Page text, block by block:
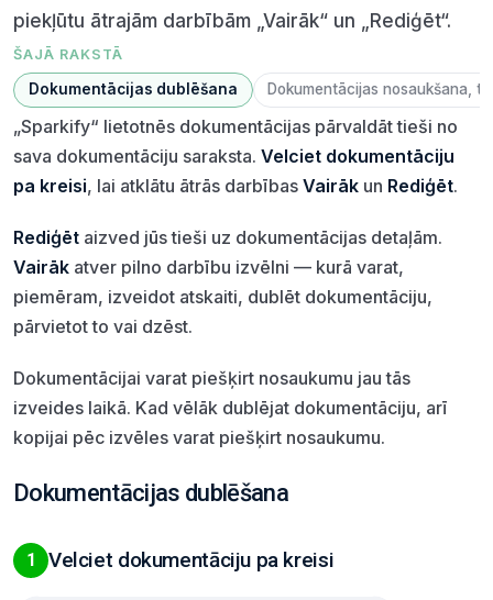
piekļūtu ātrajām darbībām „Vairāk“ un „Rediģēt“.
ŠAJĀ RAKSTĀ
Dokumentācijas dublēšana Dokumentācijas nosaukšana,
„Sparkify“ lietotnēs dokumentācijas pārvaldāt tieši no
sava dokumentāciju saraksta. Velciet dokumentāciju
pa kreisi, lai atklātu ātrās darbības Vairāk un Rediģēt.
Rediģēt aizved jūs tieši uz dokumentācijas detaļām.
Vairāk atver pilno darbību izvēlni — kurā varat,
piemēram, izveidot atskaiti, dublēt dokumentāciju,
pārvietot to vai dzēst.
Dokumentācijai varat piešķirt nosaukumu jau tās
izveides laikā. Kad vēlāk dublējat dokumentāciju, arī
kopijai pēc izvēles varat piešķirt nosaukumu.
Dokumentācijas dublēšana
1 Velciet dokumentāciju pa kreisi